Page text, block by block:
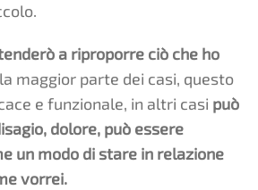
a riproporre ciò che ho
maggior parte dei casi, questo
e funzionale, in altri casi può
dolore, può essere
un modo di stare in relazione
vorrei.